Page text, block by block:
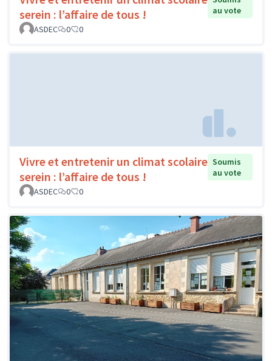
serein : l’affaire de tous !
au vote
ASDEC
0 0
Vivre et entretenir un climat scolaire
serein : l’affaire de tous !
Soumis
au vote
ASDEC
0 0